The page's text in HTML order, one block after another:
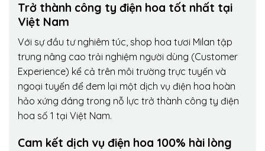
Trở thành công ty điện hoa tốt nhất tại
Việt Nam
Với sự đầu tư nghiêm túc, shop hoa tươi Milan tập
trung nâng cao trải nghiệm người dùng (Customer
Experience) kể cả trên môi trường trực tuyến và
ngoại tuyến để đem lại một dịch vụ điện hoa hoàn
hảo xứng đáng trong nỗ lực trở thành công ty điện
hoa số 1 tại Việt Nam.
Cam kết dịch vụ điện hoa 100% hài lòng